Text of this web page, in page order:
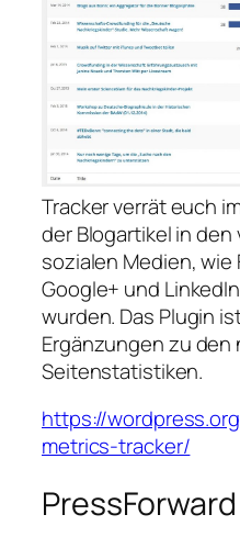
Tracker verrät euch
der Blogartikel in
sozialen Medien, wie
Google+ und
wurden. Das Plugin
Ergänzungen zu den
Seitenstatistiken.
https://
metrics-tracker/
PressForward